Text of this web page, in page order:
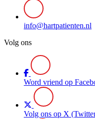
info@hartpatienten.nl
Volg ons
Word vriend op
Volg ons op X